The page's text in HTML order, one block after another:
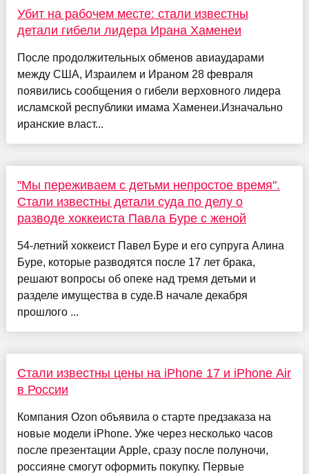
Убит на рабочем месте: стали известны
детали гибели лидера Ирана Хаменеи
После продолжительных обменов авиаударами
между США, Израилем и Ираном 28 февраля
появились сообщения о гибели верховного лидера
исламской республики имама Хаменеи.Изначально
иранские власт...
"Мы переживаем с детьми непростое время".
Стали известны детали суда по делу о
разводе хоккеиста Павла Буре с женой
54-летний хоккеист Павел Буре и его супруга Алина
Буре, которые разводятся после 17 лет брака,
решают вопросы об опеке над тремя детьми и
разделе имущества в суде.В начале декабря
прошлого ...
Стали известны цены на iPhone 17 и iPhone Air
в России
Компания Ozon объявила о старте предзаказа на
новые модели iPhone. Уже через несколько часов
после презентации Apple, сразу после полуночи,
россияне смогут оформить покупку. Первые